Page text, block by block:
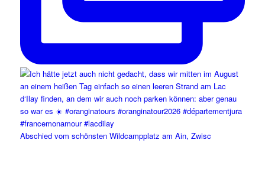
Abschied vom schönsten Wildcampplatz am Ain, Zwisc